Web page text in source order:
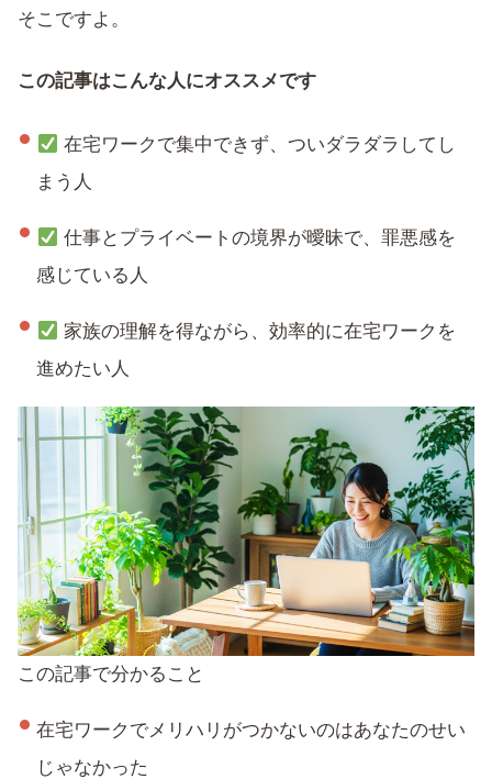
そこですよ。
この記事はこんな人にオススメです
在宅ワークで集中できず、ついダラダラしてし
まう人
仕事とプライベートの境界が曖昧で、罪悪感を
感じている人
家族の理解を得ながら、効率的に在宅ワークを
進めたい人
この記事で分かること
在宅ワークでメリハリがつかないのはあなたのせい
じゃなかった